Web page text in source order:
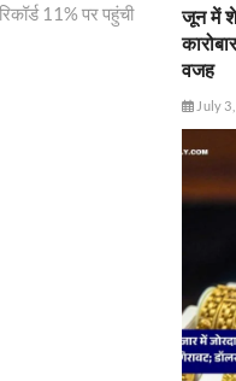
11% पर पहुंची
जून में
वजह
July